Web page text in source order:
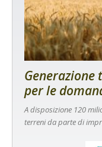
per le
A disposizione 120
terreni da parte di